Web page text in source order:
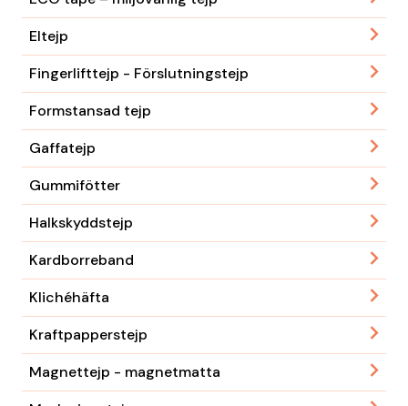
Eltejp
Fingerlifttejp - Förslutningstejp
Formstansad tejp
Gaffatejp
Gummifötter
Halkskyddstejp
Kardborreband
Klichéhäfta
Kraftpapperstejp
Magnettejp - magnetmatta